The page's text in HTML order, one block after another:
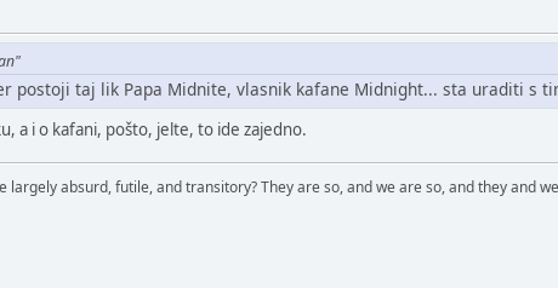
postoji taj lik Papa Midnite, vlasnik kafane Midnight... sta uraditi s
a i o kafani, pošto, jelte, to ide zajedno.
largely absurd, futile, and transitory? They are so, and we are so, and they and